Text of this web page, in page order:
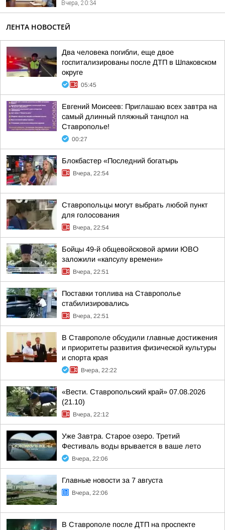
Вчера, 20:34
ЛЕНТА НОВОСТЕЙ
Два человека погибли, еще двое
госпитализированы после ДТП в Шпаковском
округе
05:45
Евгений Моисеев: Приглашаю всех завтра на
самый длинный пляжный танцпол на
Ставрополье!
00:27
Блокбастер «Последний богатырь
Вчера, 22:54
Ставропольцы могут выбрать любой пункт
для голосования
Вчера, 22:54
Бойцы 49-й общевойсковой армии ЮВО
заложили «капсулу времени»
Вчера, 22:51
Поставки топлива на Ставрополье
стабилизировались
Вчера, 22:51
В Ставрополе обсудили главные достижения
и приоритеты развития физической культуры
и спорта края
Вчера, 22:22
«Вести. Ставропольский край» 07.08.2026
(21.10)
Вчера, 22:12
Уже Завтра. Старое озеро. Третий
Фестиваль воды врывается в ваше лето
Вчера, 22:06
Главные новости за 7 августа
Вчера, 22:06
В Ставрополе после ДТП на проспекте